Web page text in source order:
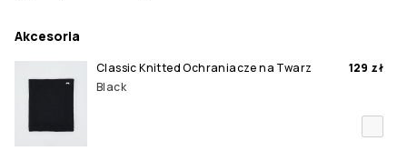
Akcesoria
Classic Knitted Ochraniacze na Twarz
Black
129 zł